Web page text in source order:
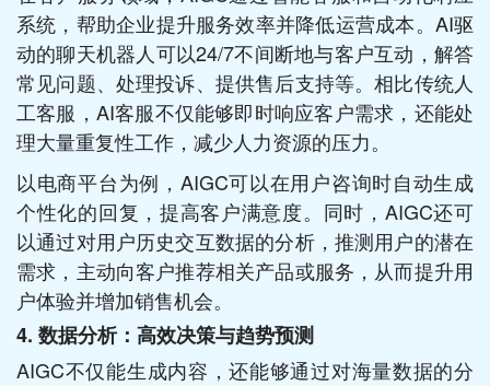
系统，帮助企业提升服务效率并降低运营成本。AI驱
动的聊天机器人可以24/7不间断地与客户互动，解答
常见问题、处理投诉、提供售后支持等。相比传统人
工客服，AI客服不仅能够即时响应客户需求，还能处
理大量重复性工作，减少人力资源的压力。
以电商平台为例，AIGC可以在用户咨询时自动生成
个性化的回复，提高客户满意度。同时，AIGC还可
以通过对用户历史交互数据的分析，推测用户的潜在
需求，主动向客户推荐相关产品或服务，从而提升用
户体验并增加销售机会。
4. 数据分析：高效决策与趋势预测
AIGC不仅能生成内容，还能够通过对海量数据的分